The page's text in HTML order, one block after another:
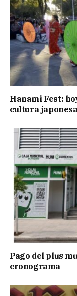
Hanami Fest:
cultura japonesa
Pago del plus
cronograma